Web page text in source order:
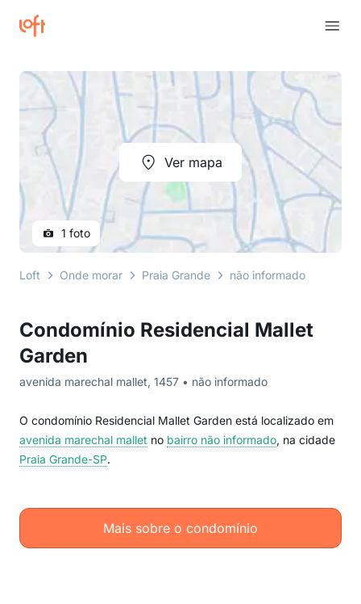
Condomínio Residencial Mallet
Garden
avenida marechal mallet, 1457 • não informado
O condomínio Residencial Mallet Garden está localizado em
avenida marechal mallet no bairro não informado, na cidade
Praia Grande-SP.
Mais sobre o condomínio
Ver mapa
1 foto
Loft Onde morar Praia Grande não informado